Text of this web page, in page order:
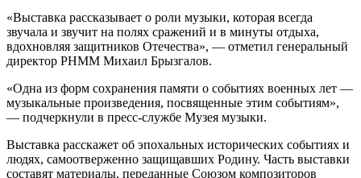
«Выставка рассказывает о роли музыки, которая всегда
звучала и звучит на полях сражений и в минуты отдыха,
вдохновляя защитников Отечества», — отметил генеральный
директор РНММ Михаил Брызгалов.
«Одна из форм сохранения памяти о событиях военных лет —
музыкальные произведения, посвященные этим событиям»,
— подчеркнули в пресс-службе Музея музыки.
Выставка расскажет об эпохальных исторических событиях и
людях, самоотверженно защищавших Родину. Часть выставки
составят материалы, переданные Союзом композиторов